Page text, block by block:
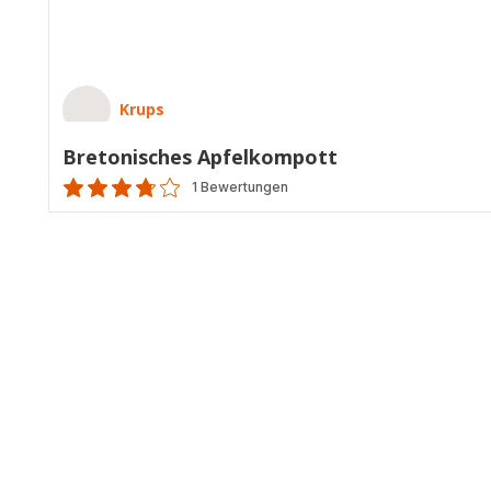
Krups
Bretonisches Apfelkompott
ratings.3.7
1 Bewertungen